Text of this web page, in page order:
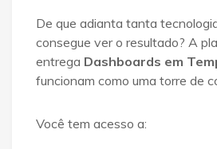
De que adianta tanta
consegue ver o resultado? A
entrega Dashboards em
funcionam como uma torre de
Você tem acesso a: